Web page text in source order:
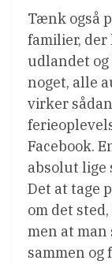
Tænk også
familier, der
udlandet og
noget, alle
virker
Facebook.
absolut lige
Det at tage
om det
men at man
sammen